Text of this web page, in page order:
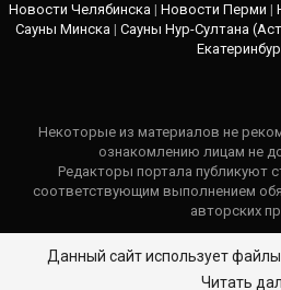
Новости Челябинска| Новости Перми |
Сауны Минска| Сауны Нур-Султана
Некоторые из материалов не
ознакомлению лицам не
Редакторы портала публикуют
соответствующим выполнением
авторских
В каждом публикуемом материале
Данный сайт использует
Читать